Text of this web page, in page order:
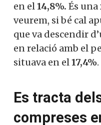
en el14,8%. És
veurem, si bé cal
que va descendir
en relació amb el
situava en el17,4%.
Es tracta
compreses